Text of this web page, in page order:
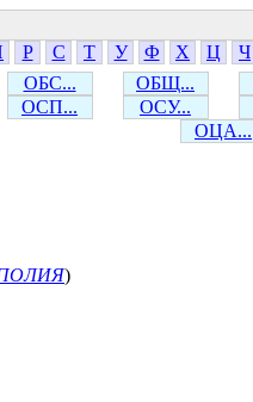
Р С Т У Ф Х Ц Ч
ОБС... ОБЩ...
ОСП... ОСУ...
ОЦА...
)